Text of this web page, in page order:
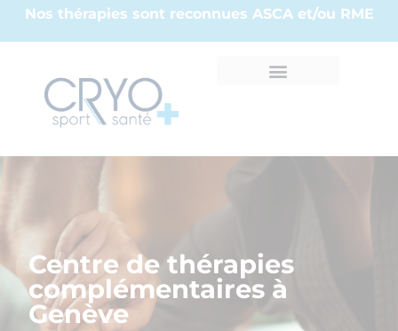
Nos thérapies sont reconnues ASCA et/ou RME
Centre de thérapies
complémentaires à
Genève